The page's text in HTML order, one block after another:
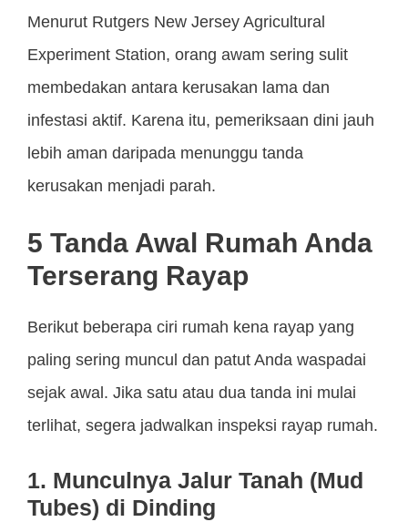
Menurut Rutgers New Jersey Agricultural
Experiment Station, orang awam sering sulit
membedakan antara kerusakan lama dan
infestasi aktif. Karena itu, pemeriksaan dini jauh
lebih aman daripada menunggu tanda
kerusakan menjadi parah.
5 Tanda Awal Rumah Anda
Terserang Rayap
Berikut beberapa ciri rumah kena rayap yang
paling sering muncul dan patut Anda waspadai
sejak awal. Jika satu atau dua tanda ini mulai
terlihat, segera jadwalkan inspeksi rayap rumah.
1. Munculnya Jalur Tanah (Mud
Tubes) di Dinding